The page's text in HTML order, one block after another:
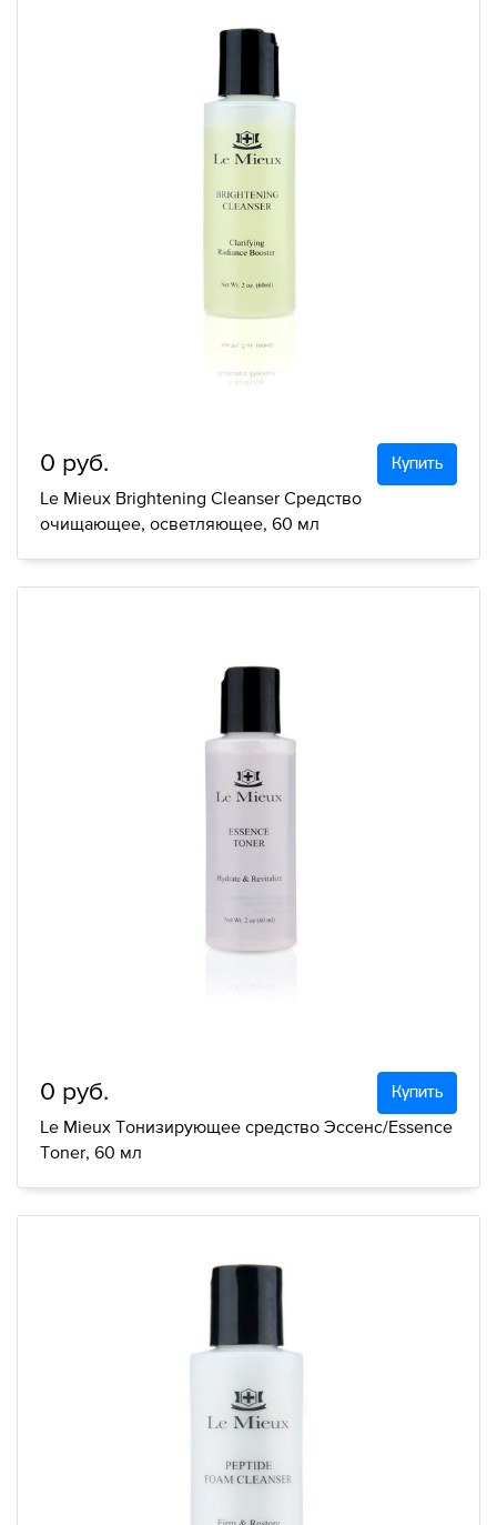
0 руб. Купить
Le Mieux Brightening Cleanser Средство
очищающее, осветляющее, 60 мл
0 руб. Купить
Le Mieux Тонизирующее средство Эссенс/Essence
Toner, 60 мл